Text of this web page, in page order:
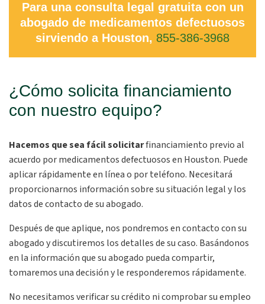
Para una consulta legal gratuita con un
abogado de medicamentos defectuosos
sirviendo a Houston, 855-386-3968
¿Cómo solicita financiamiento
con nuestro equipo?
Hacemos que sea fácil solicitarfinanciamiento previo al
acuerdo por medicamentos defectuosos en Houston. Puede
aplicar rápidamente en línea o por teléfono. Necesitará
proporcionarnos información sobre su situación legal y los
datos de contacto de su abogado.
Después de que aplique, nos pondremos en contacto con su
abogado y discutiremos los detalles de su caso. Basándonos
en la información que su abogado pueda compartir,
tomaremos una decisión y le responderemos rápidamente.
No necesitamos verificar su crédito ni comprobar su empleo